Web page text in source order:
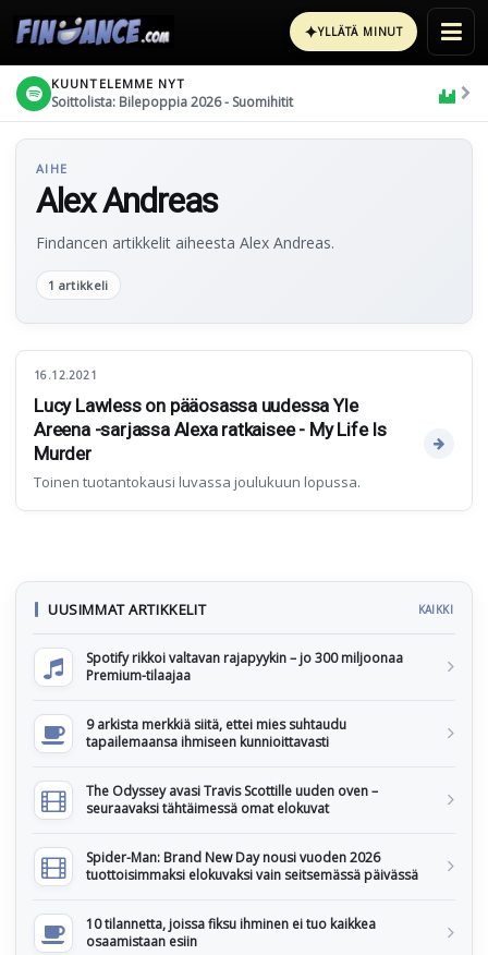
✦YLLÄTÄ MINUT
KUUNTELEMME NYT
Soittolista: Bilepoppia 2026 - Suomihitit
AIHE
Alex Andreas
Findancen artikkelit aiheesta Alex Andreas.
1 artikkeli
16.12.2021
Lucy Lawless on pääosassa uudessa Yle
Areena -sarjassa Alexa ratkaisee - My Life Is
Murder
Toinen tuotantokausi luvassa joulukuun lopussa.
UUSIMMAT ARTIKKELIT KAIKKI
Spotify rikkoi valtavan rajapyykin – jo 300 miljoonaa
Premium-tilaajaa
9 arkista merkkiä siitä, ettei mies suhtaudu
tapailemaansa ihmiseen kunnioittavasti
The Odyssey avasi Travis Scottille uuden oven –
seuraavaksi tähtäimessä omat elokuvat
Spider-Man: Brand New Day nousi vuoden 2026
tuottoisimmaksi elokuvaksi vain seitsemässä päivässä
10 tilannetta, joissa fiksu ihminen ei tuo kaikkea
osaamistaan esiin